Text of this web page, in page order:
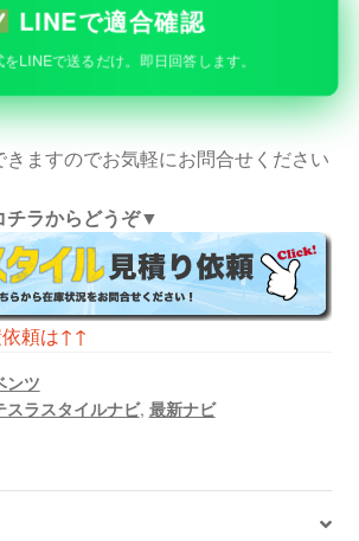
LINEで適合確認
LINEで送るだけ。即日回答します。
ますのでお気軽にお問合せください
ラからどうぞ▼
頼は↑↑
ンツ
スラスタイルナビ, 最新ナビ